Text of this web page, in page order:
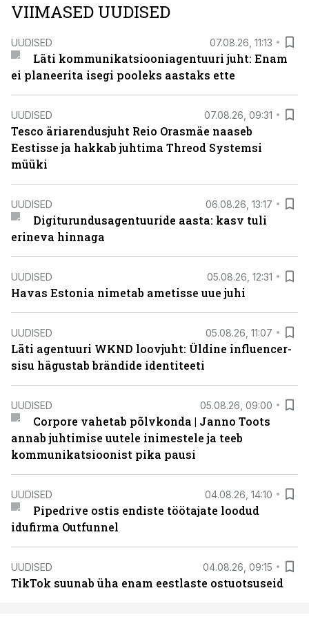
VIIMASED UUDISED
UUDISED 07.08.26, 11:13
Läti kommunikatsiooniagentuuri juht: Enam
ei planeerita isegi pooleks aastaks ette
UUDISED 07.08.26, 09:31
Tesco äriarendusjuht Reio Orasmäe naaseb
Eestisse ja hakkab juhtima Threod Systemsi
müüki
UUDISED 06.08.26, 13:17
Digiturundusagentuuride aasta: kasv tuli
erineva hinnaga
UUDISED 05.08.26, 12:31
Havas Estonia nimetab ametisse uue juhi
UUDISED 05.08.26, 11:07
Läti agentuuri WKND loovjuht: Üldine influencer-
sisu hägustab brändide identiteeti
UUDISED 05.08.26, 09:00
Corpore vahetab põlvkonda | Janno Toots
annab juhtimise uutele inimestele ja teeb
kommunikatsioonist pika pausi
UUDISED 04.08.26, 14:10
Pipedrive ostis endiste töötajate loodud
idufirma Outfunnel
UUDISED 04.08.26, 09:15
TikTok suunab üha enam eestlaste ostuotsuseid